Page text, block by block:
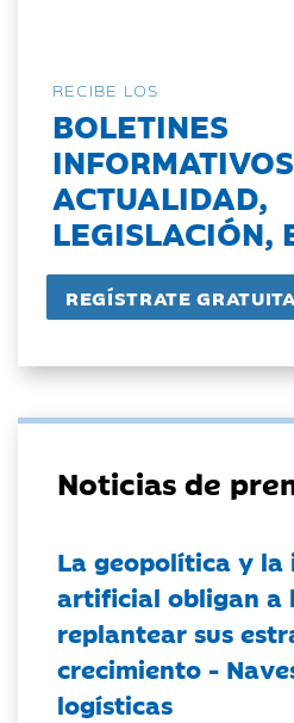
RECIBE LOS
BOLETINES
ACTUALIDAD,
LEGISLACIÓN,
Noticias de
La geopolítica y la
artificial obligan a
replantear sus
crecimiento -
logísticas